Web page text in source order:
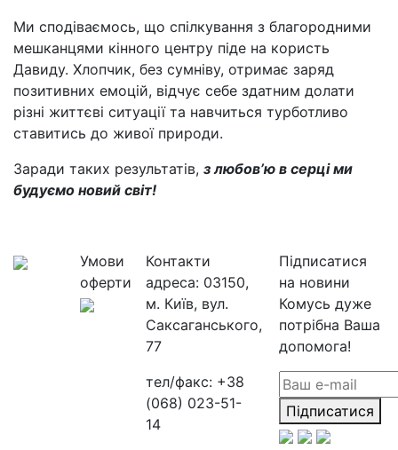
Ми сподіваємось, що спілкування з благородними
мешканцями кінного центру піде на користь
Давиду. Хлопчик, без сумніву, отримає заряд
позитивних емоцій, відчує себе здатним долати
різні життєві ситуації та навчиться турботливо
ставитись до живої природи.
Заради таких результатів, з любов’ю в серці ми
будуємо новий світ!
Умови
оферти
Контакти
адреса: 03150,
м. Київ, вул.
Саксаганського,
77
тел/факс: +38
(068) 023-51-
14
Підписатися
на новини
Комусь дуже
потрібна Ваша
допомога!
Підписатися